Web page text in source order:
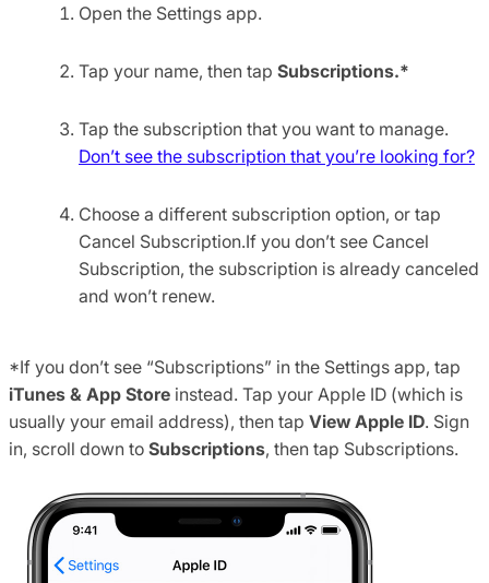
Open the Settings app.
Tap your name, then tap Subscriptions.*
Tap the subscription that you want to manage.
Don’t see the subscription that you’re looking for?
Choose a different subscription option, or tap
Cancel Subscription.If you don’t see Cancel
Subscription, the subscription is already canceled
and won’t renew.
*If you don’t see “Subscriptions” in the Settings app, tap
iTunes & App Store instead. Tap your Apple ID (which is
usually your email address), then tap View Apple ID. Sign
in, scroll down to Subscriptions, then tap Subscriptions.